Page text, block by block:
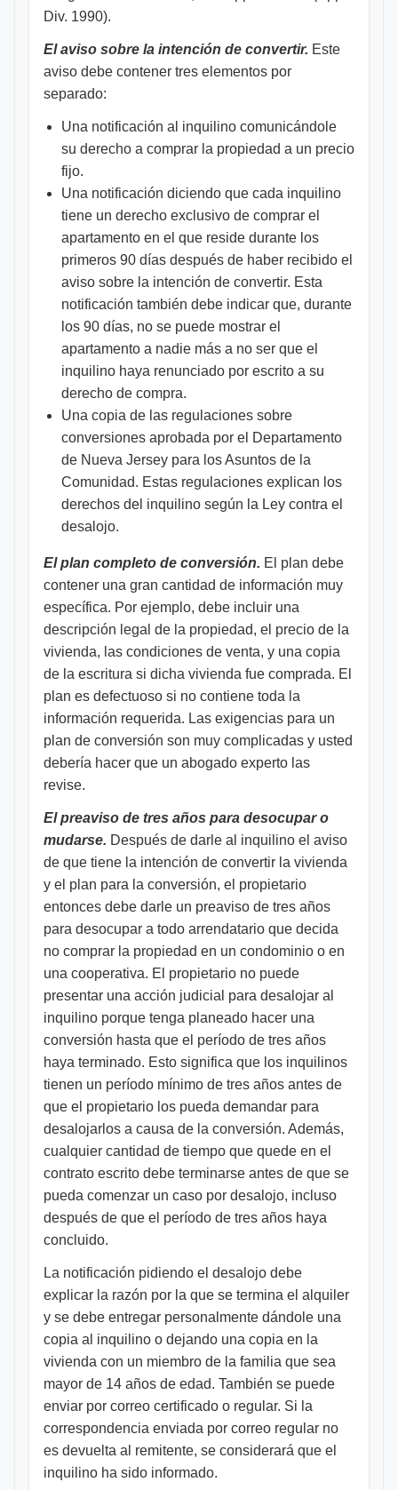
Div. 1990).
El aviso sobre la intención de convertir. Este
aviso debe contener tres elementos por
separado:
Una notificación al inquilino comunicándole
su derecho a comprar la propiedad a un precio
fijo.
Una notificación diciendo que cada inquilino
tiene un derecho exclusivo de comprar el
apartamento en el que reside durante los
primeros 90 días después de haber recibido el
aviso sobre la intención de convertir. Esta
notificación también debe indicar que, durante
los 90 días, no se puede mostrar el
apartamento a nadie más a no ser que el
inquilino haya renunciado por escrito a su
derecho de compra.
Una copia de las regulaciones sobre
conversiones aprobada por el Departamento
de Nueva Jersey para los Asuntos de la
Comunidad. Estas regulaciones explican los
derechos del inquilino según la Ley contra el
desalojo.
El plan completo de conversión. El plan debe
contener una gran cantidad de información muy
específica. Por ejemplo, debe incluir una
descripción legal de la propiedad, el precio de la
vivienda, las condiciones de venta, y una copia
de la escritura si dicha vivienda fue comprada. El
plan es defectuoso si no contiene toda la
información requerida. Las exigencias para un
plan de conversión son muy complicadas y usted
debería hacer que un abogado experto las
revise.
El preaviso de tres años para desocupar o
mudarse. Después de darle al inquilino el aviso
de que tiene la intención de convertir la vivienda
y el plan para la conversión, el propietario
entonces debe darle un preaviso de tres años
para desocupar a todo arrendatario que decida
no comprar la propiedad en un condominio o en
una cooperativa. El propietario no puede
presentar una acción judicial para desalojar al
inquilino porque tenga planeado hacer una
conversión hasta que el período de tres años
haya terminado. Esto significa que los inquilinos
tienen un período mínimo de tres años antes de
que el propietario los pueda demandar para
desalojarlos a causa de la conversión. Además,
cualquier cantidad de tiempo que quede en el
contrato escrito debe terminarse antes de que se
pueda comenzar un caso por desalojo, incluso
después de que el período de tres años haya
concluido.
La notificación pidiendo el desalojo debe
explicar la razón por la que se termina el alquiler
y se debe entregar personalmente dándole una
copia al inquilino o dejando una copia en la
vivienda con un miembro de la familia que sea
mayor de 14 años de edad. También se puede
enviar por correo certificado o regular. Si la
correspondencia enviada por correo regular no
es devuelta al remitente, se considerará que el
inquilino ha sido informado.